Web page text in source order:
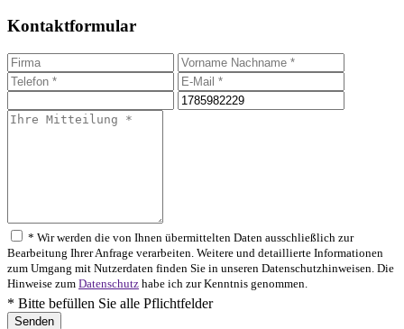
Kontaktformular
* Wir werden die von Ihnen übermittelten Daten ausschließlich zur
Bearbeitung Ihrer Anfrage verarbeiten. Weitere und detaillierte Informationen
zum Umgang mit Nutzerdaten finden Sie in unseren Datenschutzhinweisen. Die
Hinweise zum Datenschutz habe ich zur Kenntnis genommen.
* Bitte befüllen Sie alle Pflichtfelder